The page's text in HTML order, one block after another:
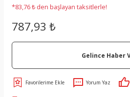
*83,76 ₺ den başlayan taksitlerle!
787,93 ₺
Gelince Haber
Yorum Yaz